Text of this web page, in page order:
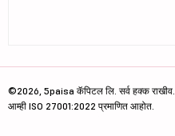
©2026, 5paisa कॅपिटल लि. सर्व हक्क राखीव.
आम्ही ISO 27001:2022 प्रमाणित आहोत.